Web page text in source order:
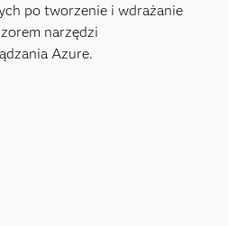
po tworzenie i wdrażanie
narzędzi
Azure.